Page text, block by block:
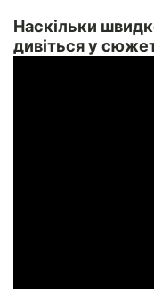
Наскільки
дивіться у